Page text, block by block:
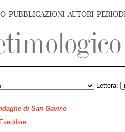
PUBBLICAZIONI AUTORI
Lettera:
di San Gavino
Faeddare